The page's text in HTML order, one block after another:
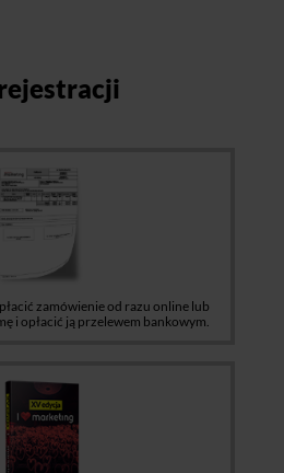
zamówienie od razu online lub
i opłacić ją przelewem bankowym.